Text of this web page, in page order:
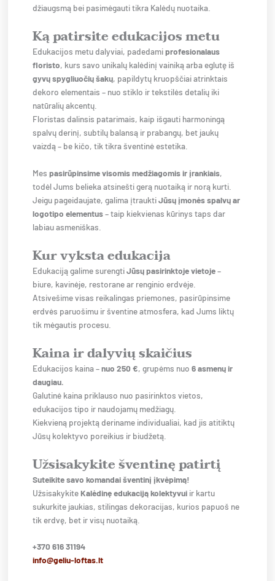
džiaugsmą bei pasimėgauti tikra Kalėdų nuotaika.
Ką patirsite edukacijos metu
Edukacijos metu dalyviai, padedamiprofesionalaus
floristo, kurs savo unikalų kalėdinį vainiką arba eglutę iš
gyvų spygliuočių šakų, papildytų kruopščiai atrinktais
dekoro elementais – nuo stiklo ir tekstilės detalių iki
natūralių akcentų.
Floristas dalinsis patarimais, kaip išgauti harmoningą
spalvų derinį, subtilų balansą ir prabangų, bet jaukų
vaizdą – be kičo, tik tikra šventinė estetika.
Mespasirūpinsime visomis medžiagomis ir įrankiais,
todėl Jums belieka atsinešti gerą nuotaiką ir norą kurti.
Jeigu pageidaujate, galima įtrauktiJūsų įmonės spalvų ar
logotipo elementus– taip kiekvienas kūrinys taps dar
labiau asmeniškas.
Kur vyksta edukacija
Edukaciją galime surengtiJūsų pasirinktoje vietoje–
biure, kavinėje, restorane ar renginio erdvėje.
Atsivešime visas reikalingas priemones, pasirūpinsime
erdvės paruošimu ir šventine atmosfera, kad Jums liktų
tik mėgautis procesu.
Kaina ir dalyvių skaičius
Edukacijos kaina –nuo 250 €, grupėms nuo6 asmenų ir
daugiau.
Galutinė kaina priklauso nuo pasirinktos vietos,
edukacijos tipo ir naudojamų medžiagų.
Kiekvieną projektą deriname individualiai, kad jis atitiktų
Jūsų kolektyvo poreikius ir biudžetą.
Užsisakykite šventinę patirtį
Suteikite savo komandai šventinį įkvėpimą!
Užsisakykite Kalėdinę edukaciją kolektyvui ir kartu
sukurkite jaukias, stilingas dekoracijas, kurios papuoš ne
tik erdvę, bet ir visų nuotaiką.
+370 616 31194
info@geliu-loftas.lt